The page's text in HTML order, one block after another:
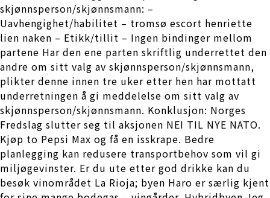
skjønnsperson/skjønnsmann: –
Uavhengighet/habilitet – tromsø escort henriette
lien naken – Etikk/tillit – Ingen bindinger mellom
partene Har den ene parten skriftlig underrettet den
andre om sitt valg av skjønnsperson/skjønnsmann,
plikter denne innen tre uker etter hen har mottatt
underretningen å gi meddelelse om sitt valg av
skjønnsperson/skjønnsmann. Konklusjon: Norges
Fredslag slutter seg til aksjonen NEI TIL NYE NATO.
Kjøp to Pepsi Max og få en isskrape. Bedre
planlegging kan redusere transportbehov som vil gi
miljøgevinster. Er du ute etter god drikke kan du
besøk vinområdet La Rioja; byen Haro er særlig kjent